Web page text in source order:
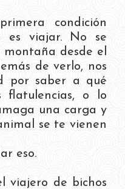
condición
es viajar. No se
desde el
de verlo, nos
por saber a qué
flatulencias, o lo
una carga y
se te vienen
eso.
viajero de bichos